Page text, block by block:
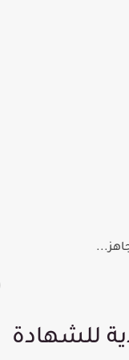
للشهادة